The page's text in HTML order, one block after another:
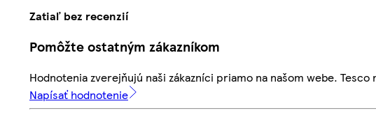
Zatiaľ bez recenzií
Pomôžte ostatným zákazníkom
Hodnotenia zverejňujú naši zákazníci priamo na našom webe.
Napísať hodnotenie